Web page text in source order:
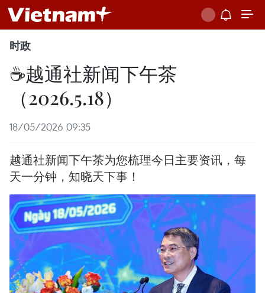
时政
☕️越通社新闻下午茶
（2026.5.18）
18/05/2026 09:35
越通社新闻下午茶为您梳理今日主要资讯，每
天一分钟，知晓天下事！